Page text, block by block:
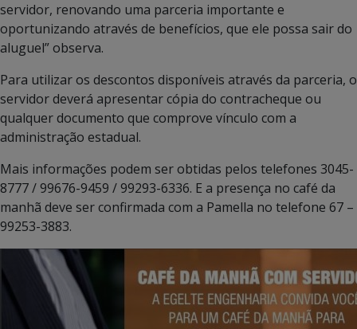
servidor, renovando uma parceria importante e
oportunizando através de benefícios, que ele possa sair do
aluguel” observa.
Para utilizar os descontos disponíveis através da parceria, o
servidor deverá apresentar cópia do contracheque ou
qualquer documento que comprove vínculo com a
administração estadual.
Mais informações podem ser obtidas pelos telefones 3045-
8777 / 99676-9459 / 99293-6336. E a presença no café da
manhã deve ser confirmada com a Pamella no telefone 67 –
99253-3883.